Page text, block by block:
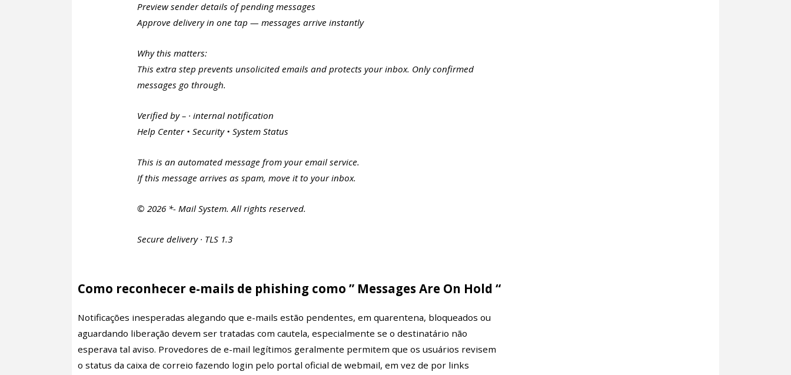
Preview sender details of pending messages
Approve delivery in one tap — messages arrive instantly
Why this matters:
This extra step prevents unsolicited emails and protects your inbox. Only confirmed
messages go through.
Verified by – · internal notification
Help Center • Security • System Status
This is an automated message from your email service.
If this message arrives as spam, move it to your inbox.
© 2026 *- Mail System. All rights reserved.
Secure delivery · TLS 1.3
Como reconhecer e-mails de phishing como ” Messages Are On Hold “
Notificações inesperadas alegando que e-mails estão pendentes, em quarentena, bloqueados ou
aguardando liberação devem ser tratadas com cautela, especialmente se o destinatário não
esperava tal aviso. Provedores de e-mail legítimos geralmente permitem que os usuários revisem
o status da caixa de correio fazendo login pelo portal oficial de webmail, em vez de por links